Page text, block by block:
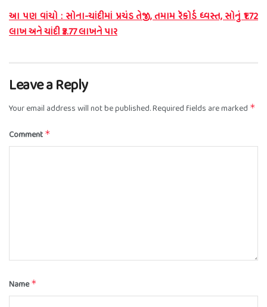
આ પણ વાંચો : સોના-ચાંદીમાં પ્રચંડ તેજી, તમામ રૅકોર્ડ ધ્વસ્ત, સોનું ₹1.72
લાખ અને ચાંદી ₹3.77 લાખને પાર
Leave a Reply
Your email address will not be published.Required fields are marked *
Comment *
Name*